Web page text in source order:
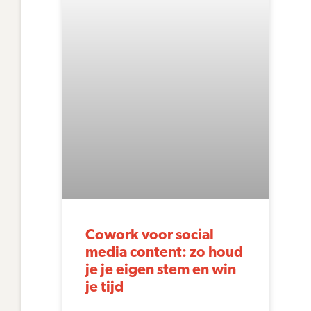
Cowork voor social
media content: zo houd
je je eigen stem en win
je tijd